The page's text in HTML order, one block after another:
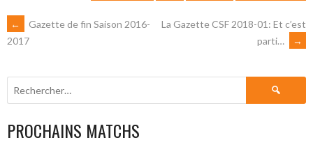
NAVIGATION
DES
ARTICLES
←
Gazette de fin Saison 2016-
2017
La Gazette CSF 2018-01: Et c’est
parti…
→
Rechercher :
PROCHAINS MATCHS